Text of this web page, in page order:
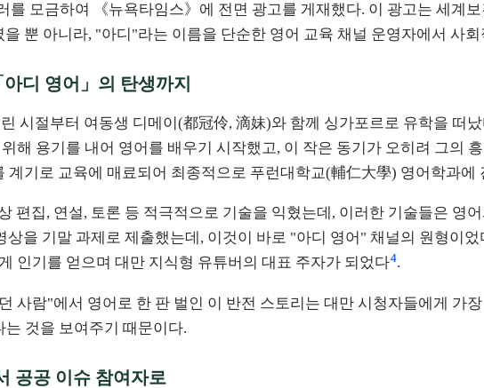
를 모금하여 《뉴욕타임스》에 전면 광고를 게재했다. 이 광고는 세계
뿐 아니라, "아디"라는 이름을 단순한 영어 교육 채널 운영자에서 사
디 영어」의 탄생까지
시절부터 여동생 디메이(都冠伶, 滴妹)와 함께 싱가포르로 유학을 떠
해 용기를 내어 영어를 배우기 시작했고, 이 작은 동기가 오히려 그의
계기로 교육에 매료되어 최종적으로 푸런대학교(輔仁大學) 영어학과
편집, 연설, 토론 등 적극적으로 기술을 익혔는데, 이러한 기술들은 영
상을 기말 과제로 제출했는데, 이것이 바로 "아디 영어" 채널의 원형이
인기를 얻으며 대만 지식형 유튜버의 대표 주자가 되었다4.
사람"에서 영어로 한 판 벌인 이 반전 스토리는 대만 시청자들에게 가
것을 보여주기 때문이다.
공공 이슈 참여자로